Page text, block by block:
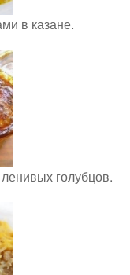
в казане.
голубцов.